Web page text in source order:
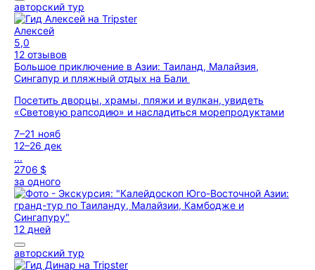
авторский тур
Алексей
5,0
12 отзывов
Большое приключение в Азии: Таиланд, Малайзия,
Сингапур и пляжный отдых на Бали
Посетить дворцы, храмы, пляжи и вулкан, увидеть
«Световую рапсодию» и насладиться морепродуктами
7–21 нояб
12–26 дек
...
2706 $
за одного
12 дней
авторский тур